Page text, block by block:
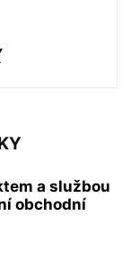
a službou
obchodní